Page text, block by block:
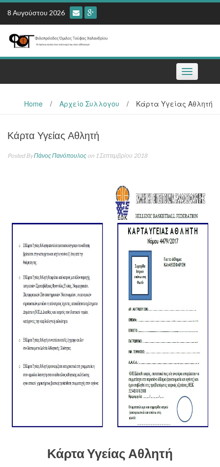
Skip
content
8 Αυγούστου 2026
Toggle
navigation
Home / Αρχείο Συλλογου / Κάρτα Υγείας Αθλητή
Κάρτα Υγείας Αθλητή
Posted ByΠάνος Πανόπουλος on 1 Σεπτεμβρίου 2018
Κάρτα Υγείας Αθλητή